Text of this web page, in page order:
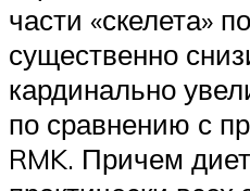
части «скелета»
существенно
кардинально
по сравнению с
RMK. Причем